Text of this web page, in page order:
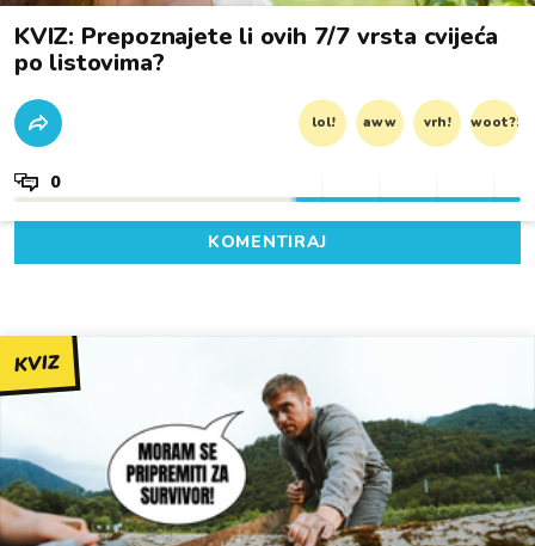
KVIZ: Prepoznajete li ovih 7/7 vrsta cvijeća
po listovima?
lol! aww vrh! woot?!
0
KOMENTIRAJ
KVIZ